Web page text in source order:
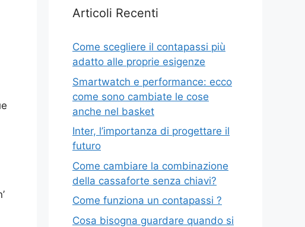
Articoli Recenti
Come scegliere il contapassi più
adatto alle proprie esigenze
Smartwatch e performance: ecco
come sono cambiate le cose
anche nel basket
Inter, l’importanza di progettare il
futuro
Come cambiare la combinazione
della cassaforte senza chiavi?
Come funziona un contapassi ?
Cosa bisogna guardare quando si